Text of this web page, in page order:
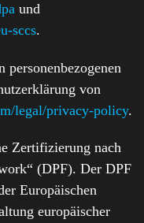
und
sccs.
von
legal/privacy-policy.
Zertifizierung nach
(DPF). Der DPF
Europäischen
europäischer